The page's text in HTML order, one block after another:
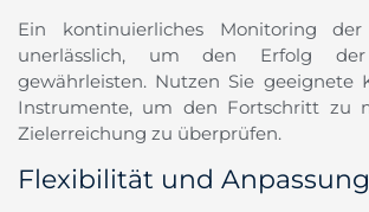
Ein kontinuierliches Monitoring
unerlässlich, um den Erfolg
gewährleisten. Nutzen Sie geeignete
Instrumente, um den Fortschritt zu
Zielerreichung zu überprüfen.
Flexibilität und